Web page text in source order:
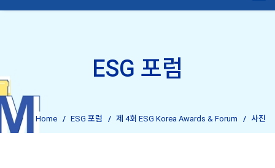
ESG 포럼
Home ESG 포럼 제 4회 ESG Korea Awards & Forum 사진